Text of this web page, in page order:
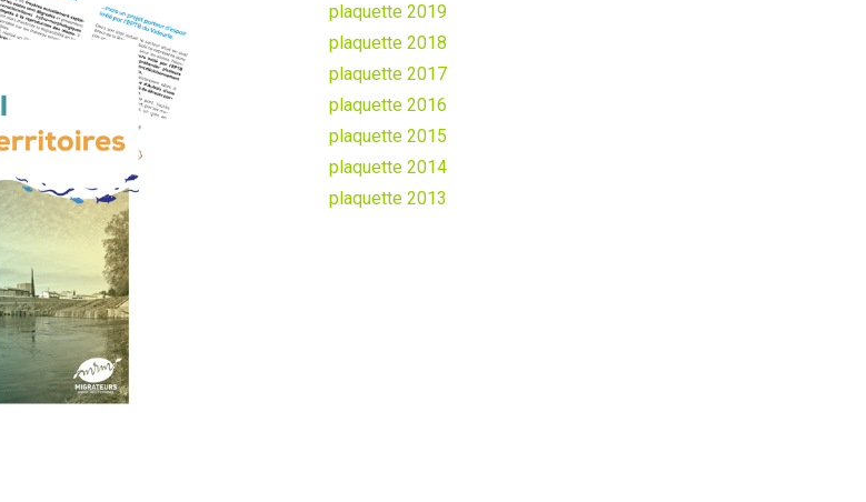
plaquette 2019
plaquette 2018
plaquette 2017
plaquette 2016
plaquette 2015
plaquette 2014
plaquette 2013